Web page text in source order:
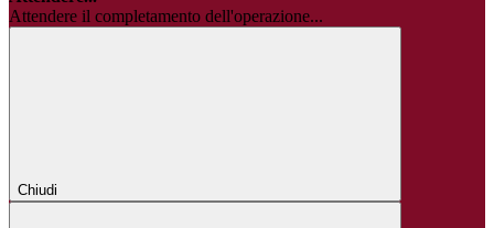
Attendere il completamento dell'operazione...
Chiudi